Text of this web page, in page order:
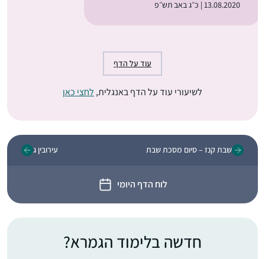
13.08.2020 | כ״ג באב תש״פ
עוד על הדף
לשיעורי עוד על הדף באנגלית, לחצי כאן
שבת קנז – סיום מסכת שבת
לוח הדף היומי
עירובין ג
חדשה בלימוד הגמרא?